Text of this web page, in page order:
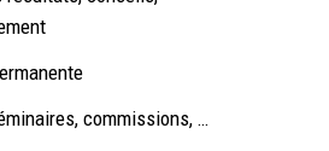
commissions, …